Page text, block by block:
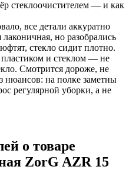
стеклоочистителем — и как
все детали аккуратно
но разобрались
стекло сидит плотно.
и стеклом — не
Смотрится дороже, не
нюансов: на полке заметны
регулярной уборки, а не
о товаре
ZorG AZR 15